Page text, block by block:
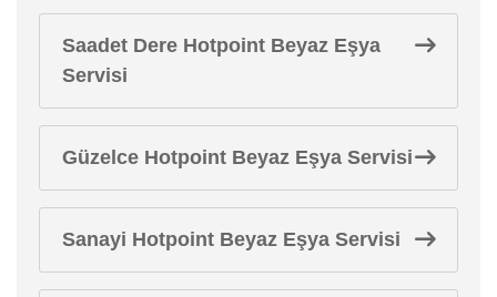
Saadet Dere Hotpoint Beyaz Eşya
Servisi
Güzelce Hotpoint Beyaz Eşya Servisi
Sanayi Hotpoint Beyaz Eşya Servisi